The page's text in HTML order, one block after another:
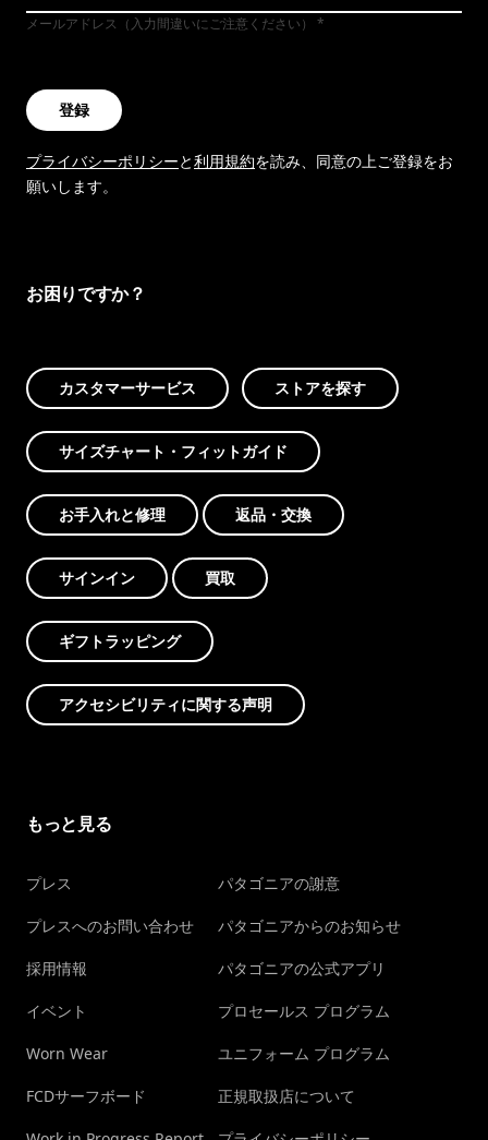
メールアドレス（入力間違いにご注意ください）
登録
プライバシーポリシーと利用規約を読み、同意の上ご登録をお
願いします。
お困りですか？
カスタマーサービス ストアを探す
サイズチャート・フィットガイド
お手入れと修理 返品・交換
サインイン 買取
ギフトラッピング
アクセシビリティに関する声明
もっと見る
プレス
プレスへのお問い合わせ
採用情報
イベント
Worn Wear
FCDサーフボード
パタゴニアの謝意
パタゴニアからのお知らせ
パタゴニアの公式アプリ
プロセールス プログラム
ユニフォーム プログラム
正規取扱店について